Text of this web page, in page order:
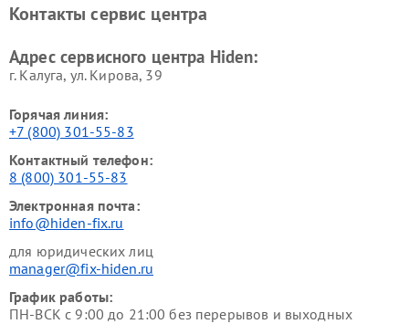
Контакты сервис центра
Адрес сервисного центра Hiden:
г. Калуга, ул. Кирова, 39
Горячая линия:
+7 (800) 301-55-83
Контактный телефон:
8 (800) 301-55-83
Электронная почта:
info@hiden-fix.ru
для юридических лиц
manager@fix-hiden.ru
График работы:
ПН-ВСК с 9:00 до 21:00 без перерывов и выходных